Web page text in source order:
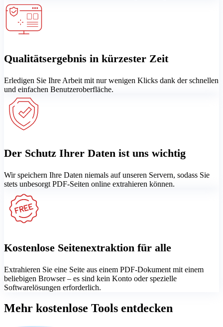
Qualitätsergebnis in kürzester Zeit
Erledigen Sie Ihre Arbeit mit nur wenigen Klicks dank der schnellen
und einfachen Benutzeroberfläche.
Der Schutz Ihrer Daten ist uns wichtig
Wir speichern Ihre Daten niemals auf unseren Servern, sodass Sie
stets unbesorgt PDF-Seiten online extrahieren können.
Kostenlose Seitenextraktion für alle
Extrahieren Sie eine Seite aus einem PDF-Dokument mit einem
beliebigen Browser – es sind kein Konto oder spezielle
Softwarelösungen erforderlich.
Mehr kostenlose Tools entdecken